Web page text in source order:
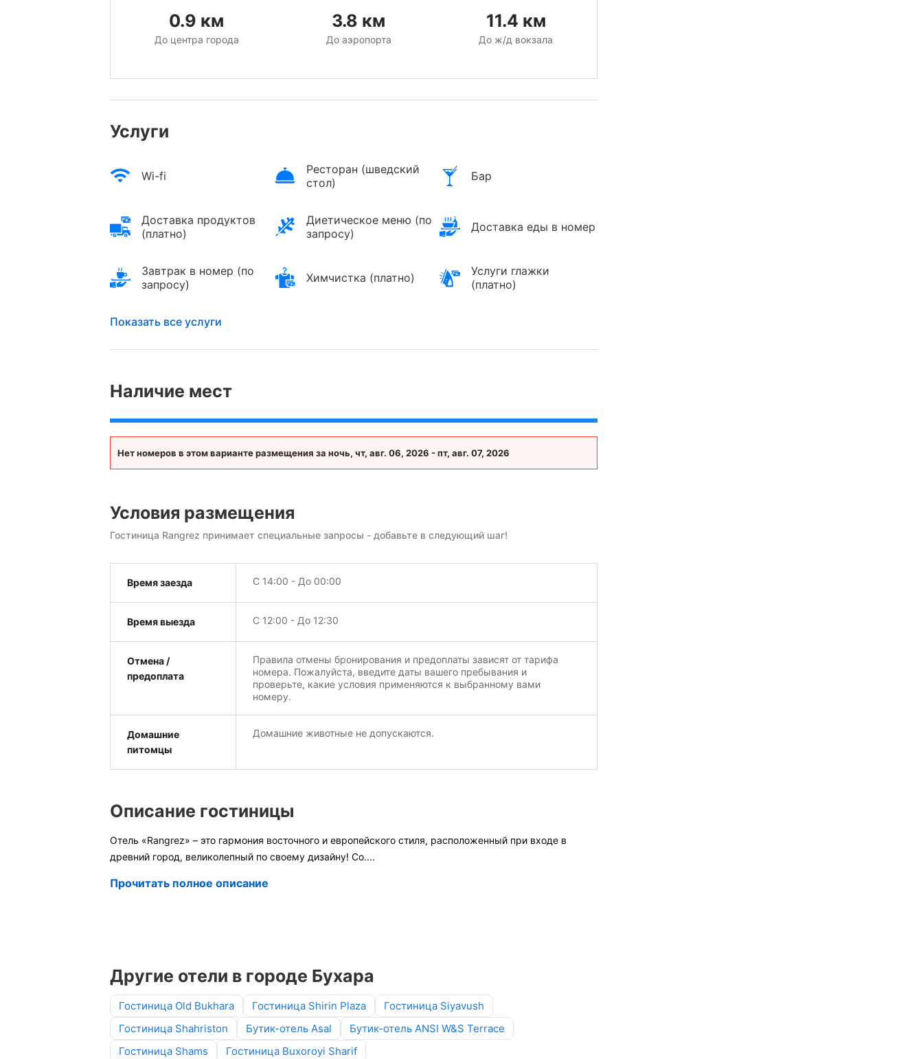
0.9 км
До центра города
3.8 км
До аэропорта
11.4 км
До ж/д вокзала
Услуги
Wi-fi
Ресторан (шведский
стол)
Бар
Доставка продуктов
(платно)
Диетическое меню (по
запросу)
Доставка еды в номер
Завтрак в номер (по
запросу)
Химчистка (платно)
Услуги глажки
(платно)
Показать все услуги
Наличие мест
Нет номеров в этом варианте размещения за ночь, чт, авг. 06, 2026 - пт, авг. 07, 2026
Условия размещения
Гостиница Rangrez принимает специальные запросы - добавьте в следующий шаг!
Время заезда С 14:00 - До 00:00
Время выезда С 12:00 - До 12:30
Отмена /
предоплата
Правила отмены бронирования и предоплаты зависят от тарифа
номера. Пожалуйста, введите даты вашего пребывания и
проверьте, какие условия применяются к выбранному вами
номеру.
Домашние
питомцы
Домашние животные не допускаются.
Описание гостиницы
Отель «Rangrez» – это гармония восточного и европейского стиля, расположенный при входе в
древний город, великолепный по своему дизайну! Со....
Прочитать полное описание
Другие отели в городе Бухара
Гостиница Old Bukhara Гостиница Shirin Plaza
Гостиница Siyavush
Гостиница Shahriston
Бутик-отель Asal
Бутик-отель ANSI W&S Terrace
Гостиница Shams
Гостиница Buxoroyi Sharif